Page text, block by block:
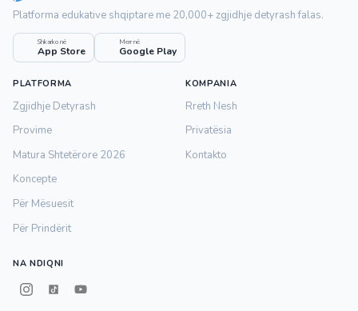
Platforma edukative shqiptare me 20,000+ zgjidhje detyrash falas.
Shkarko në
App Store
Merr në
Google Play
PLATFORMA
Zgjidhje Detyrash
Provime
Matura Shtetërore 2026
Koncepte
Për Mësuesit
Për Prindërit
KOMPANIA
Rreth Nesh
Privatësia
Kontakto
NA NDIQNI